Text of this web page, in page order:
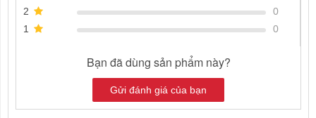
2
0
1
0
Bạn đã dùng sản phẩm này?
Gửi đánh giá của bạn